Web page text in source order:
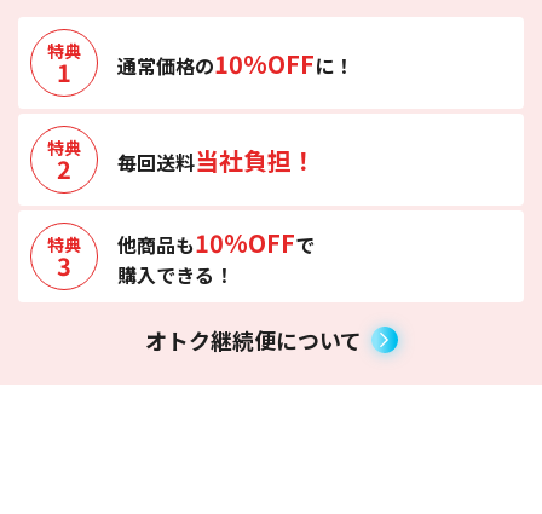
特典
1 通常価格の10%OFFに！
特典
2 毎回送料当社負担！
特典
3
他商品も10%OFFで
購入できる！
オトク継続便について